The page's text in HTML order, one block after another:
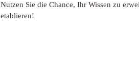
Nutzen Sie die Chance, Ihr Wissen zu
etablieren!